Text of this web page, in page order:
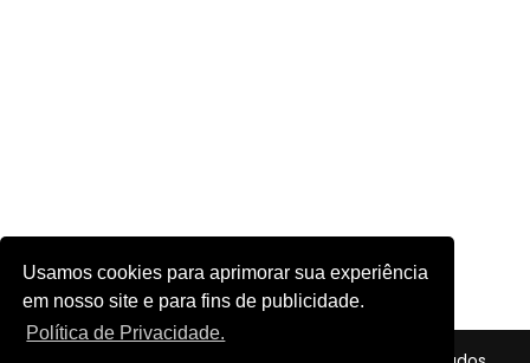
Usamos cookies para aprimorar sua experiência
em nosso site e para fins de publicidade.
Política de Privacidade.